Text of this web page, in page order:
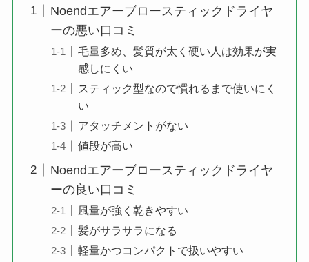
Noendエアーブロースティックドライヤ
ーの悪い口コミ
毛量多め、髪質が太く硬い人は効果が実
感しにくい
スティック型なので慣れるまで使いにく
い
アタッチメントがない
値段が高い
Noendエアーブロースティックドライヤ
ーの良い口コミ
風量が強く乾きやすい
髪がサラサラになる
軽量かつコンパクトで扱いやすい